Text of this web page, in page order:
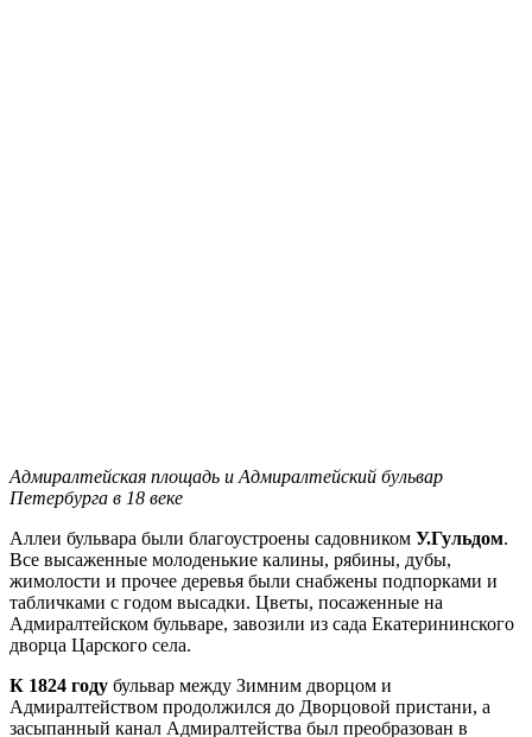
Адмиралтейская площадь и Адмиралтейский бульвар
Петербурга в 18 веке
Аллеи бульвара были благоустроены садовником У.Гульдом.
Все высаженные молоденькие калины, рябины, дубы,
жимолости и прочее деревья были снабжены подпорками и
табличками с годом высадки. Цветы, посаженные на
Адмиралтейском бульваре, завозили из сада Екатерининского
дворца Царского села.
К 1824 году бульвар между Зимним дворцом и
Адмиралтейством продолжился до Дворцовой пристани, а
засыпанный канал Адмиралтейства был преобразован в